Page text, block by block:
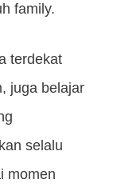
family.
terdekat
juga belajar
selalu
momen